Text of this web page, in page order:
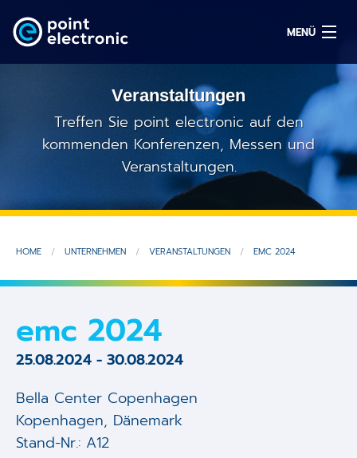
MENÜ
Lösungen
Produkte
OEM/ODM
Service
Applikationen
Techniken
Unternehmen
Veranstaltungen
Treffen Sie point electronic auf den
kommenden Konferenzen, Messen und
Veranstaltungen.
HOME UNTERNEHMEN VERANSTALTUNGEN EMC 2024
emc 2024
25.08.2024 - 30.08.2024
Bella Center Copenhagen
Kopenhagen, Dänemark
Stand-Nr.: A12